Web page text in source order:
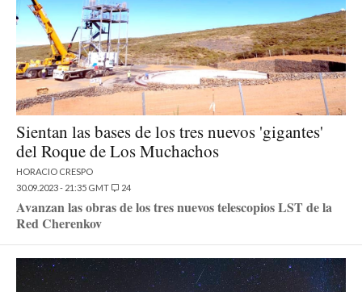
Sientan las bases de los tres nuevos 'gigantes'
del Roque de Los Muchachos
HORACIO CRESPO
30.09.2023 - 21:35 GMT
24
Avanzan las obras de los tres nuevos telescopios LST de la
Red Cherenkov